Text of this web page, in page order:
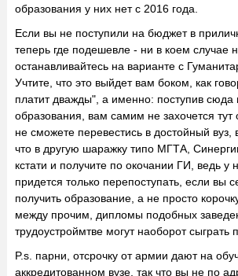
образования у них нет с 2016 года.
Если вы не поступили на бюджет в
теперь где подешевле - ни в коем случае
останавливайтесь на варианте с
Учтите, что это выйдет вам боком, как
платит дважды", а именно: поступив сюда
образования, вам самим не захочется тут
не сможете перевестись в достойный вуз,
что в другую шаражку типо МГТА,
кстати и получите по окочании ГИ, ведь у
придется только перепоступать, если вы
получить образование, а не просто
между прочим, дипломы подобных
трудоустроймтве могут наоборот сыграть
P.s. парни, отсрочку от армии дают на
аккредитованном вузе, так что вы не по